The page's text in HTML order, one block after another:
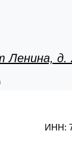
Ленина,
ИНН: